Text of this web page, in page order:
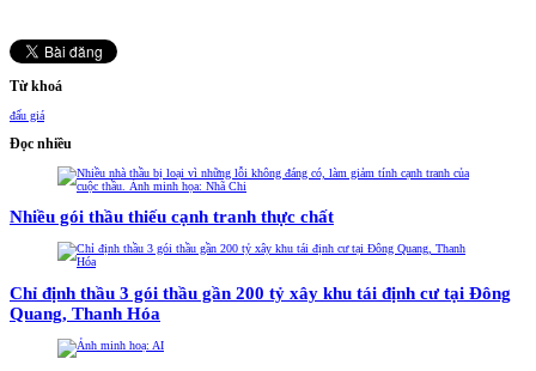
Từ khoá
đấu giá
Đọc nhiều
Nhiều gói thầu thiếu cạnh tranh thực chất
Chỉ định thầu 3 gói thầu gần 200 tỷ xây khu tái định cư tại Đông
Quang, Thanh Hóa